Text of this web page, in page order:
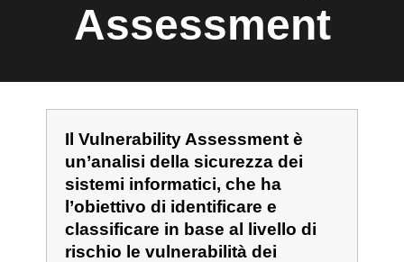
Assessment
Il Vulnerability Assessment è
un’analisi della sicurezza dei
sistemi informatici, che ha
l’obiettivo di identificare e
classificare in base al livello di
rischio le vulnerabilità dei